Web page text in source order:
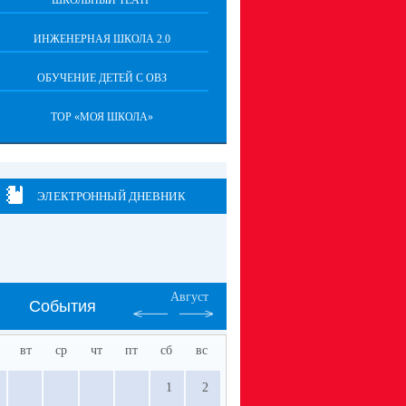
ИНЖЕНЕРНАЯ ШКОЛА 2.0
ОБУЧЕНИЕ ДЕТЕЙ С ОВЗ
ТОР «МОЯ ШКОЛА»
ЭЛЕКТРОННЫЙ ДНЕВНИК
События
Август
вт ср чт пт сб вс
1 2